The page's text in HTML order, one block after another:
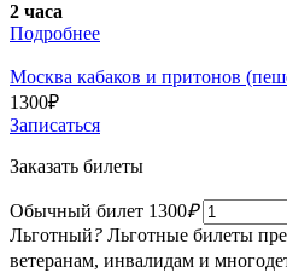
2 часа
Подробнее
Москва кабаков и притонов
1300₽
Записаться
Заказать билеты
Обычный билет 1300₽
Льготный? Льготные билеты
ветеранам, инвалидам и